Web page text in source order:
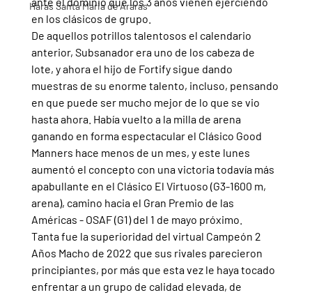
Haras Santa Maria de Araras
en los clásicos de grupo.
De aquellos potrillos talentosos el calendario
anterior, Subsanador era uno de los cabeza de
lote, y ahora el hijo de Fortify sigue dando
muestras de su enorme talento, incluso, pensando
en que puede ser mucho mejor de lo que se vio
hasta ahora. Había vuelto a la milla de arena
ganando en forma espectacular el Clásico Good
Manners hace menos de un mes, y este lunes
aumentó el concepto con una victoria todavía más
apabullante en el Clásico El Virtuoso (G3-1600 m,
arena), camino hacia el Gran Premio de las
Américas - OSAF (G1) del 1 de mayo próximo.
Tanta fue la superioridad del virtual Campeón 2
Años Macho de 2022 que sus rivales parecieron
principiantes, por más que esta vez le haya tocado
enfrentar a un grupo de calidad elevada, de